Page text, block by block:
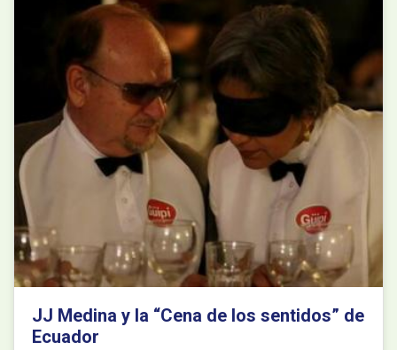
JJ Medina y la “Cena de los sentidos” de
Ecuador